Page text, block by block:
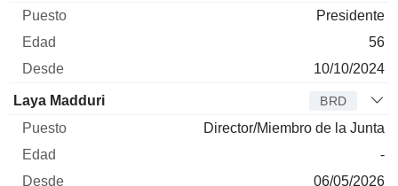
Presidente
56
10/10/2024
Laya Madduri BRD
Director/Miembro de la Junta
-
06/05/2026